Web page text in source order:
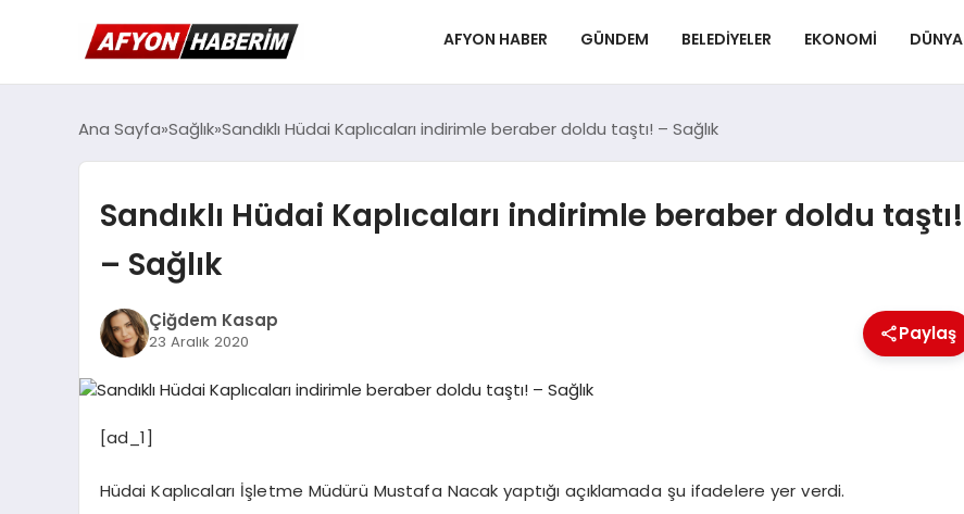
AFYON HABER GÜNDEM BELEDIYELER EKONOMI DÜNYA
Ana Sayfa Sağlık Sandıklı Hüdai Kaplıcaları indirimle beraber doldu taştı! – Sağlık
Sandıklı Hüdai Kaplıcaları indirimle beraber doldu taştı!
– Sağlık
Çiğdem Kasap
23 Aralık 2020 Paylaş
[ad_1]
Hüdai Kaplıcaları İşletme Müdürü Mustafa Nacak yaptığı açıklamada şu ifadelere yer verdi.